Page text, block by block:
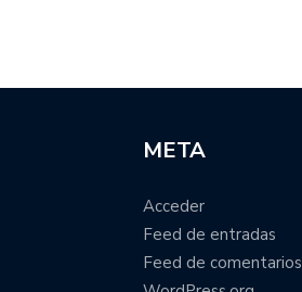
META
Acceder
Feed de entradas
Feed de comentarios